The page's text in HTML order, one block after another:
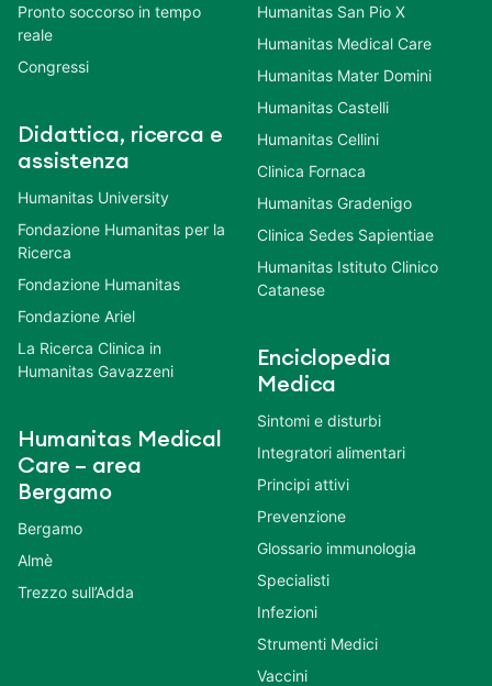
Pronto soccorso in tempo
reale
Congressi
Didattica, ricerca e
assistenza
Humanitas University
Fondazione Humanitas per la
Ricerca
Fondazione Humanitas
Fondazione Ariel
La Ricerca Clinica in
Humanitas Gavazzeni
Humanitas Medical
Care – area
Bergamo
Bergamo
Almè
Trezzo sull’Adda
Humanitas San Pio X
Humanitas Medical Care
Humanitas Mater Domini
Humanitas Castelli
Humanitas Cellini
Clinica Fornaca
Humanitas Gradenigo
Clinica Sedes Sapientiae
Humanitas Istituto Clinico
Catanese
Enciclopedia
Medica
Sintomi e disturbi
Integratori alimentari
Principi attivi
Prevenzione
Glossario immunologia
Specialisti
Infezioni
Strumenti Medici
Vaccini